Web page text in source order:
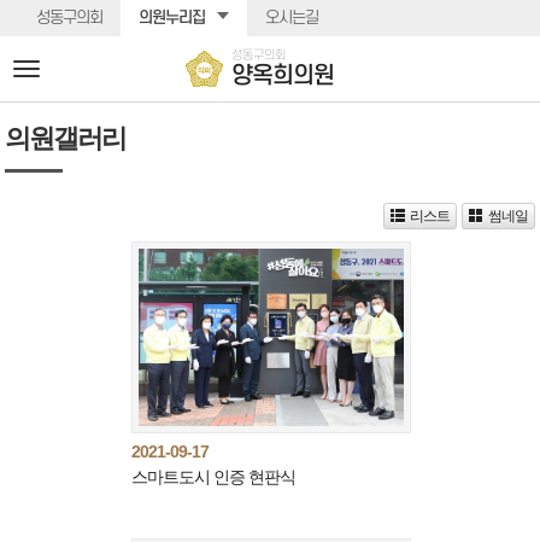
본문바로가기
성동구의회 의원누리집 오시는길
성동구의회
양옥희의원
전
뉴
의원갤러리
리스트 썸네일
2021-09-17
스마트도시 인증 현판식